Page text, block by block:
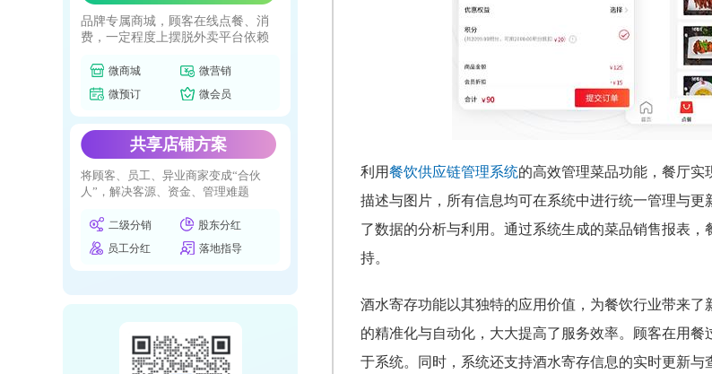
品牌专属商城，顾客在线点餐、消
费，一定程度上摆脱外卖平台依赖
微商城
微营销
微预订
微会员
共享店铺方案
将顾客、员工、异业商家变成“合伙
人”，解决客源、资金、管理难题
二级分销
股东分红
员工分红
落地指导
利用餐饮供应链管理系统的高效管理菜品功能，餐厅实
描述与图片，所有信息均可在系统中进行统一管理与
了数据的分析与利用。通过系统生成的菜品销售报表
持。
酒水寄存功能以其独特的应用价值，为餐饮行业带来
的精准化与自动化，大大提高了服务效率。顾客在用
于系统。同时，系统还支持酒水寄存信息的实时更新